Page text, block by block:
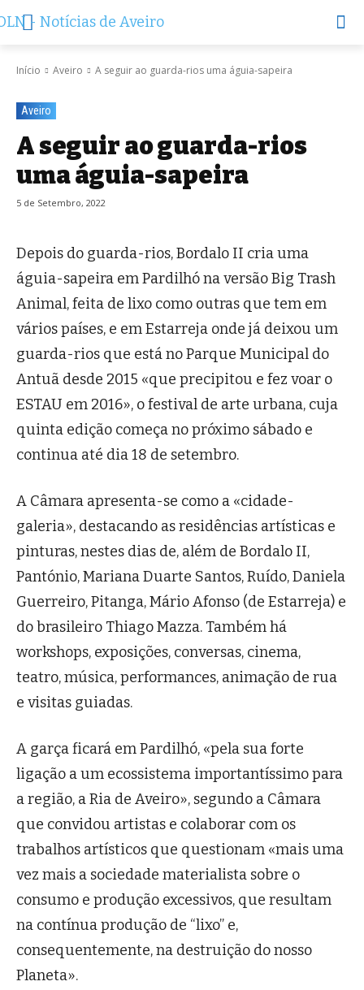
Início Aveiro A seguir ao guarda-rios uma águia-sapeira
Aveiro
A seguir ao guarda-rios
uma águia-sapeira
5 de Setembro, 2022
Depois do guarda-rios, Bordalo II cria uma
águia-sapeira em Pardilhó na versão Big Trash
Animal, feita de lixo como outras que tem em
vários países, e em Estarreja onde já deixou um
guarda-rios que está no Parque Municipal do
Antuã desde 2015 «que precipitou e fez voar o
ESTAU em 2016», o festival de arte urbana, cuja
quinta edição começa no próximo sábado e
continua até dia 18 de setembro.
A Câmara apresenta-se como a «cidade-
galeria», destacando as residências artísticas e
pinturas, nestes dias de, além de Bordalo II,
Pantónio, Mariana Duarte Santos, Ruído, Daniela
Guerreiro, Pitanga, Mário Afonso (de Estarreja) e
do brasileiro Thiago Mazza. Também há
workshops, exposições, conversas, cinema,
teatro, música, performances, animação de rua
e visitas guiadas.
A garça ficará em Pardilhó, «pela sua forte
ligação a um ecossistema importantíssimo para
a região, a Ria de Aveiro», segundo a Câmara
que convidou artistas e colaborar com os
trabalhos artísticos que questionam «mais uma
vez mais a sociedade materialista sobre o
consumo e produção excessivos, que resultam
na contínua produção de “lixo” e,
consequentemente, na destruição do nosso
Planeta».